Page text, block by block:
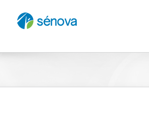
contenu